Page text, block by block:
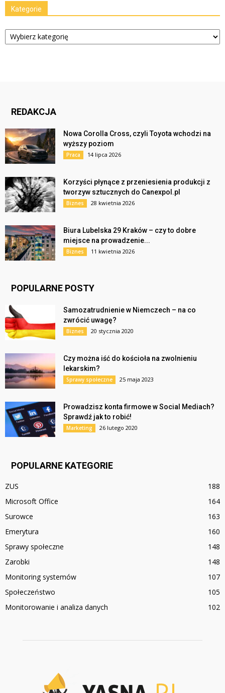
Kategorie
Kategorie
REDAKCJA
Nowa Corolla Cross, czyli Toyota wchodzi na
wyższy poziom
Praca 14 lipca 2026
Korzyści płynące z przeniesienia produkcji z
tworzyw sztucznych do Canexpol.pl
Biznes 28 kwietnia 2026
Biura Lubelska 29 Kraków – czy to dobre
miejsce na prowadzenie...
Biznes 11 kwietnia 2026
POPULARNE POSTY
Samozatrudnienie w Niemczech – na co
zwrócić uwagę?
Biznes 20 stycznia 2020
Czy można iść do kościoła na zwolnieniu
lekarskim?
Sprawy społeczne 25 maja 2023
Prowadzisz konta firmowe w Social Mediach?
Sprawdź jak to robić!
Marketing 26 lutego 2020
POPULARNE KATEGORIE
ZUS
188
Microsoft Office
164
Surowce
163
Emerytura
160
Sprawy społeczne
148
Zarobki
148
Monitoring systemów
107
Społeczeństwo
105
Monitorowanie i analiza danych
102